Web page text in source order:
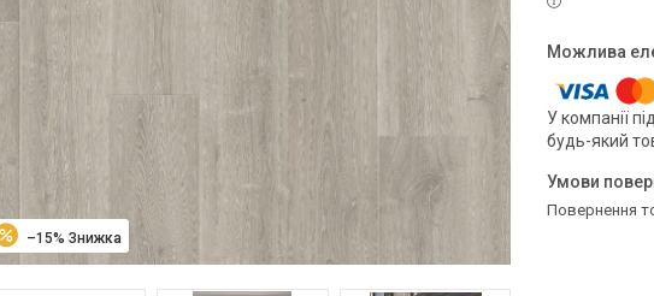
–15%
У компанії
будь-який
повернення